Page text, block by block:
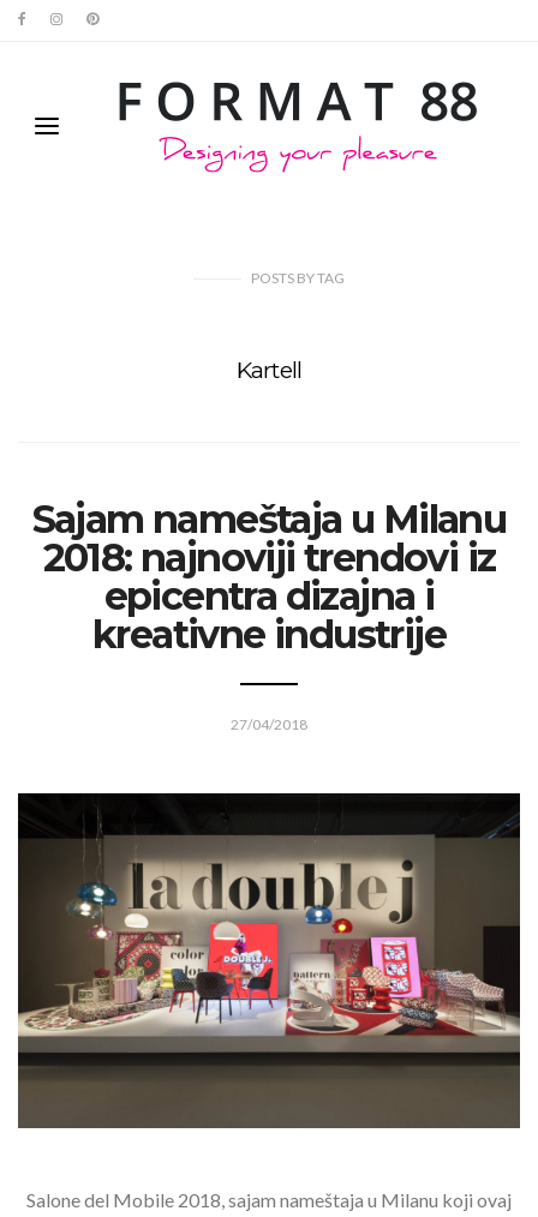
POSTS BYTAG
Kartell
Sajam nameštaja u Milanu
2018: najnoviji trendovi iz
epicentra dizajna i
kreativne industrije
27/04/2018
Salone del Mobile 2018, sajam nameštaja u Milanu koji ovaj